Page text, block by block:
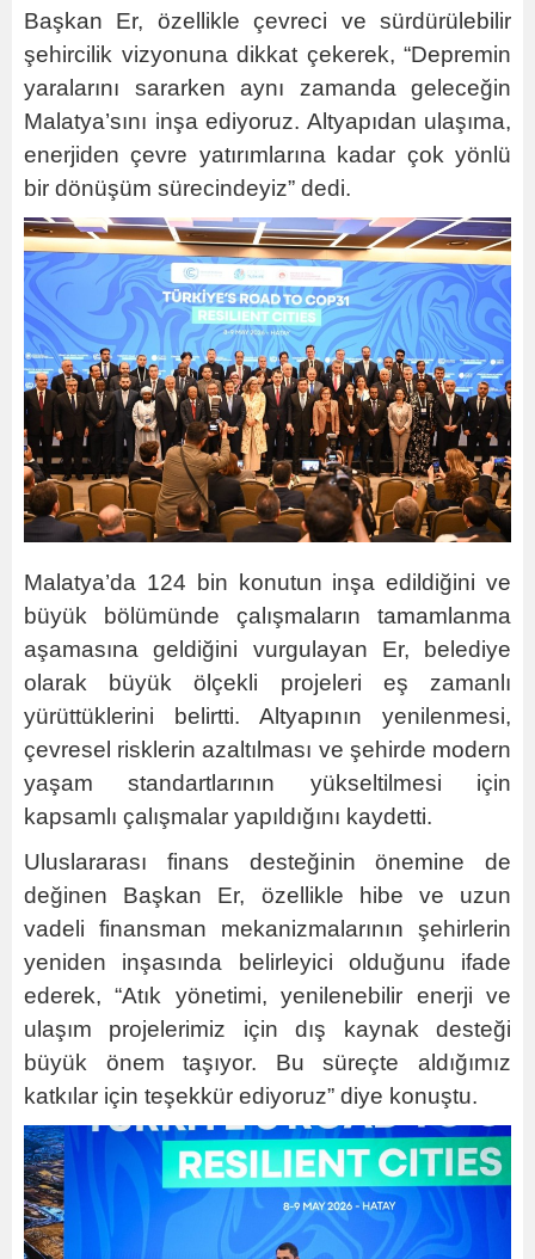
Başkan Er, özellikle çevreci ve sürdürülebilir
şehircilik vizyonuna dikkat çekerek, “Depremin
yaralarını sararken aynı zamanda geleceğin
Malatya’sını inşa ediyoruz. Altyapıdan ulaşıma,
enerjiden çevre yatırımlarına kadar çok yönlü
bir dönüşüm sürecindeyiz” dedi.
Malatya’da 124 bin konutun inşa edildiğini ve
büyük bölümünde çalışmaların tamamlanma
aşamasına geldiğini vurgulayan Er, belediye
olarak büyük ölçekli projeleri eş zamanlı
yürüttüklerini belirtti. Altyapının yenilenmesi,
çevresel risklerin azaltılması ve şehirde modern
yaşam standartlarının yükseltilmesi için
kapsamlı çalışmalar yapıldığını kaydetti.
Uluslararası finans desteğinin önemine de
değinen Başkan Er, özellikle hibe ve uzun
vadeli finansman mekanizmalarının şehirlerin
yeniden inşasında belirleyici olduğunu ifade
ederek, “Atık yönetimi, yenilenebilir enerji ve
ulaşım projelerimiz için dış kaynak desteği
büyük önem taşıyor. Bu süreçte aldığımız
katkılar için teşekkür ediyoruz” diye konuştu.